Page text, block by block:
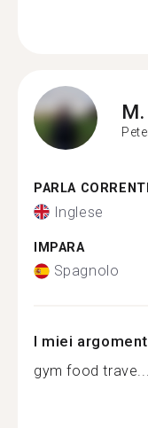
M.
PARLA
Inglese
IMPARA
Spagnolo
I miei
gym food trave...